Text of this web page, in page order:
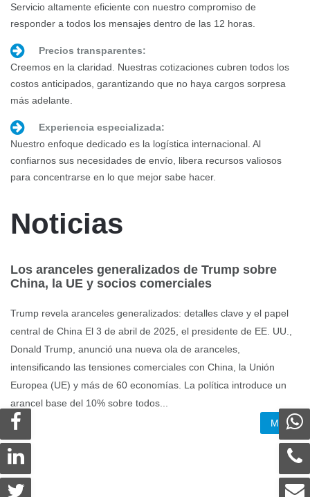
Servicio altamente eficiente con nuestro compromiso de
responder a todos los mensajes dentro de las 12 horas.
Precios transparentes:
Creemos en la claridad. Nuestras cotizaciones cubren todos los
costos anticipados, garantizando que no haya cargos sorpresa
más adelante.
Experiencia especializada:
Nuestro enfoque dedicado es la logística internacional. Al
confiarnos sus necesidades de envío, libera recursos valiosos
para concentrarse en lo que mejor sabe hacer.
Noticias
Los aranceles generalizados de Trump sobre
China, la UE y socios comerciales
Trump revela aranceles generalizados: detalles clave y el papel
central de China El 3 de abril de 2025, el presidente de EE. UU.,
Donald Trump, anunció una nueva ola de aranceles,
intensificando las tensiones comerciales con China, la Unión
Europea (UE) y más de 60 economías. La política introduce un
arancel base del 10% sobre todos...
Más